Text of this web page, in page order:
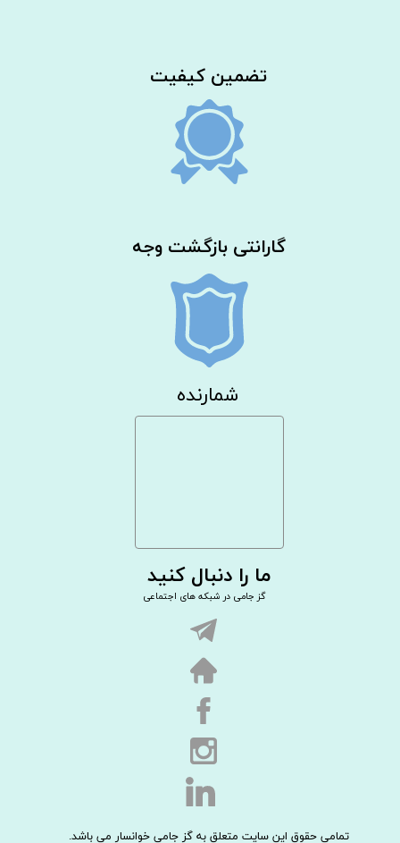
گز جامی در شبکه های اجتماعی
ما را دنبال کنید
گارانتی بازگشت وجه
تمامی حقوق این سایت متعلق به گز جامی خوانسار می باشد.
​تضمین کیفیت
شمارنده